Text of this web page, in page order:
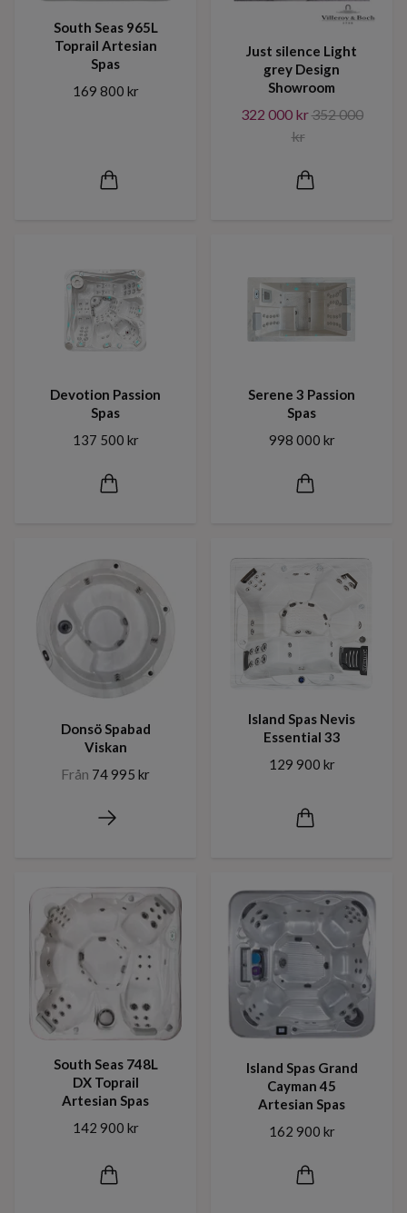
South Seas 965L
Toprail Artesian
Spas
169 800 kr
Just silence Light
grey Design
Showroom
322 000 kr352 000
kr
Devotion Passion
Spas
137 500 kr
Serene 3 Passion
Spas
998 000 kr
Donsö Spabad
Viskan
Från 74 995 kr
Island Spas Nevis
Essential 33
129 900 kr
South Seas 748L
DX Toprail
Artesian Spas
142 900 kr
Island Spas Grand
Cayman 45
Artesian Spas
162 900 kr